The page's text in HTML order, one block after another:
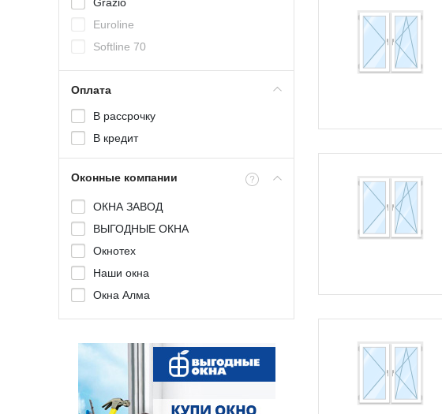
Euroline
Softline 70
Softline 82
Gut 58
Expert 70
Grunder 60
Grunder 70
60-3
70-6
Enwin Waiz
Favorit Space
Bautec Neo
Techno
Оплата
В рассрочку
В кредит
Оконные компании
ОКНА ЗАВОД
ВЫГОДНЫЕ ОКНА
Окнотех
Наши окна
Окна Алма
Латераль
СВ ОКНА СВАО